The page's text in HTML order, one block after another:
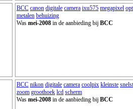
BCC canon digitale camera ixu575 megapixel
metalen behuizing
Was mei-2008 in de aanbieding bij BCC
BCC nikon digitale camera coolpix kleinste
zoom groothoek lcd scherm
Was mei-2008 in de aanbieding bij BCC